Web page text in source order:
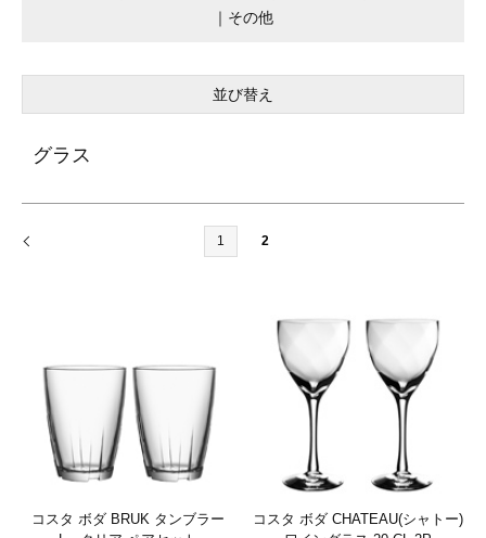
｜ その他
並び替え
グラス
1 2
コスタ ボダ BRUK タンブラー
コスタ ボダ CHATEAU(シャトー)